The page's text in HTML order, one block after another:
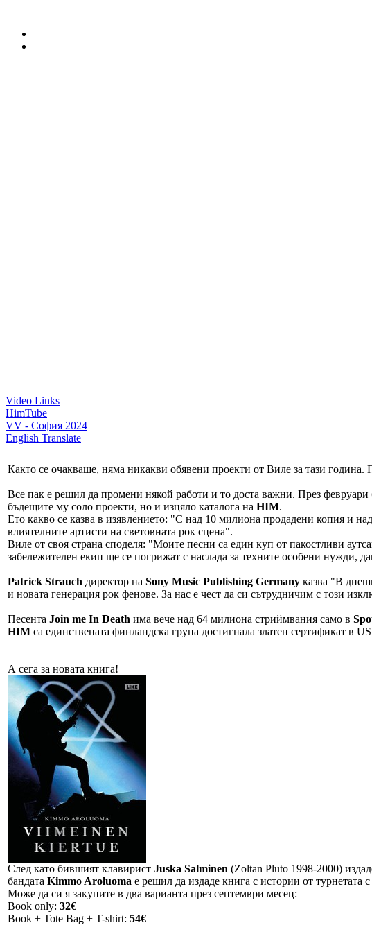
Video Links
HimTube
VV - София 2024
English Translate
Както се очакваше, няма никакви обявени проекти от Виле за тази
Все пак е решил да промени някой работи и то доста важни. През февруари
бъдещите му соло проекти, но и изцяло каталога на HIM.
Ето какво се казва в изявлението: "С над 10 милиона продадени копия и
влиятелните артисти на световната рок сцена".
Виле от своя страна споделя: "Моите песни са един куп от пакостливи
забележителен екип ще се погрижат с наслада за техните особени нужди,
Patrick Strauch директор на Sony Music Publishing Germany казва "В
и новата генерация рок фенове. За нас е чест да си сътрудничим с този
Песента Join me In Death има вече над 64 милиона стриймвания само в
HIM са единствената финландска група достигнала златен сертификат в
А сега за новата книга!
След като бившият клавирист Juska Salminen (Zoltan Pluto 1998-2000)
бандата Kimmo Aroluoma е решил да издаде книга с истории от турнетата
Може да си я закупите в два варианта през септември месец:
Book only: 32€
Book + Tote Bag + T-shirt: 54€